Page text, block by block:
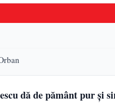
dă de pământ pur şi